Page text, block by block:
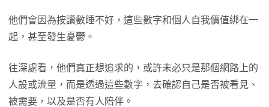
他們會因為按讚數睡不好，這些數字和個人自我價值綁在一
起，甚至發生憂鬱。
往深處看，他們真正想追求的，或許未必只是那個網路上的
人設或流量，而是透過這些數字，去確認自己是否被看見、
被需要，以及是否有人陪伴。